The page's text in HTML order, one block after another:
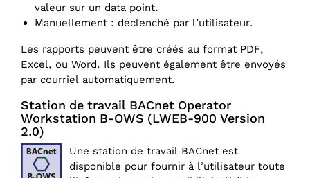
valeur sur un data point.
Manuellement : déclenché par l’utilisateur.
Les rapports peuvent être créés au format PDF,
Excel, ou Word. Ils peuvent également être envoyés
par courriel automatiquement.
Station de travail BACnet Operator
Workstation B-OWS (LWEB-900 Version
2.0)
Une station de travail BACnet est
disponible pour fournir à l’utilisateur toute